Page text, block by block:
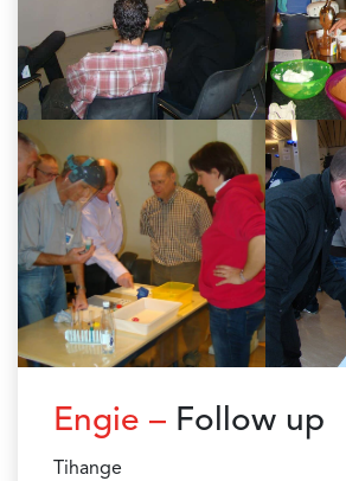
Engie – Follow up
Tihange